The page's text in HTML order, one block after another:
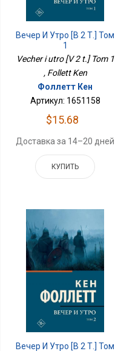
Вечер И Утро [В 2 Т.] Том
1
Vecher i utro [V 2 t.] Tom 1
, Follett Ken
Фоллетт Кен
Артикул: 1651158
$15.68
Доставка за 14–20 дней
КУПИТЬ
Вечер И Утро [В 2 Т.] Том